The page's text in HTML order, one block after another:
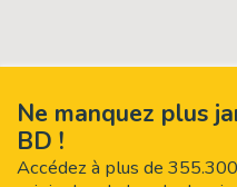
Ne manquez plus
BD !
Accédez à plus de